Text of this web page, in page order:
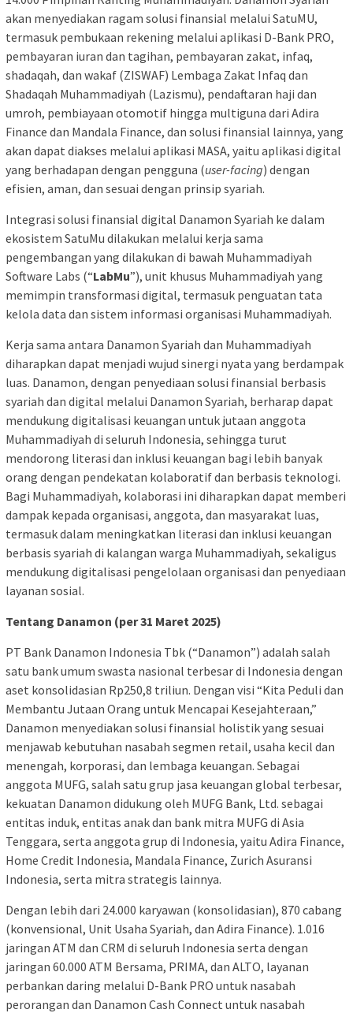
akan menyediakan ragam solusi finansial melalui SatuMU,
termasuk pembukaan rekening melalui aplikasi D-Bank PRO,
pembayaran iuran dan tagihan, pembayaran zakat, infaq,
shadaqah, dan wakaf (ZISWAF) Lembaga Zakat Infaq dan
Shadaqah Muhammadiyah (Lazismu), pendaftaran haji dan
umroh, pembiayaan otomotif hingga multiguna dari Adira
Finance dan Mandala Finance, dan solusi finansial lainnya, yang
akan dapat diakses melalui aplikasi MASA, yaitu aplikasi digital
yang berhadapan dengan pengguna (user-facing) dengan
efisien, aman, dan sesuai dengan prinsip syariah.
Integrasi solusi finansial digital Danamon Syariah ke dalam
ekosistem SatuMu dilakukan melalui kerja sama
pengembangan yang dilakukan di bawah Muhammadiyah
Software Labs (“LabMu”), unit khusus Muhammadiyah yang
memimpin transformasi digital, termasuk penguatan tata
kelola data dan sistem informasi organisasi Muhammadiyah.
Kerja sama antara Danamon Syariah dan Muhammadiyah
diharapkan dapat menjadi wujud sinergi nyata yang berdampak
luas. Danamon, dengan penyediaan solusi finansial berbasis
syariah dan digital melalui Danamon Syariah, berharap dapat
mendukung digitalisasi keuangan untuk jutaan anggota
Muhammadiyah di seluruh Indonesia, sehingga turut
mendorong literasi dan inklusi keuangan bagi lebih banyak
orang dengan pendekatan kolaboratif dan berbasis teknologi.
Bagi Muhammadiyah, kolaborasi ini diharapkan dapat memberi
dampak kepada organisasi, anggota, dan masyarakat luas,
termasuk dalam meningkatkan literasi dan inklusi keuangan
berbasis syariah di kalangan warga Muhammadiyah, sekaligus
mendukung digitalisasi pengelolaan organisasi dan penyediaan
layanan sosial.
Tentang Danamon (per 31 Maret 2025)
PT Bank Danamon Indonesia Tbk (“Danamon”) adalah salah
satu bank umum swasta nasional terbesar di Indonesia dengan
aset konsolidasian Rp250,8 triliun. Dengan visi “Kita Peduli dan
Membantu Jutaan Orang untuk Mencapai Kesejahteraan,”
Danamon menyediakan solusi finansial holistik yang sesuai
menjawab kebutuhan nasabah segmen retail, usaha kecil dan
menengah, korporasi, dan lembaga keuangan. Sebagai
anggota MUFG, salah satu grup jasa keuangan global terbesar,
kekuatan Danamon didukung oleh MUFG Bank, Ltd. sebagai
entitas induk, entitas anak dan bank mitra MUFG di Asia
Tenggara, serta anggota grup di Indonesia, yaitu Adira Finance,
Home Credit Indonesia, Mandala Finance, Zurich Asuransi
Indonesia, serta mitra strategis lainnya.
Dengan lebih dari 24.000 karyawan (konsolidasian), 870 cabang
(konvensional, Unit Usaha Syariah, dan Adira Finance). 1.016
jaringan ATM dan CRM di seluruh Indonesia serta dengan
jaringan 60.000 ATM Bersama, PRIMA, dan ALTO, layanan
perbankan daring melalui D-Bank PRO untuk nasabah
perorangan dan Danamon Cash Connect untuk nasabah